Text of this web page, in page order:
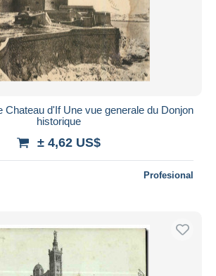
Chateau d'If Une vue generale du Donjon
historique
± 4,62 US$
Profesional